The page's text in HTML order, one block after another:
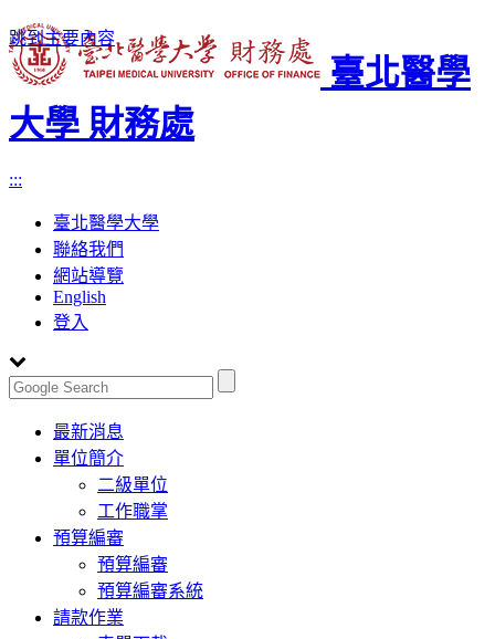
跳到主要內容
臺北醫學
大學 財務處
:::
臺北醫學大學
聯絡我們
網站導覽
English
登入
Toggle
navigation
最新消息
單位簡介
二級單位
工作職掌
預算編審
預算編審
預算編審系統
請款作業